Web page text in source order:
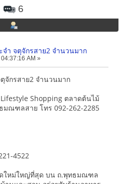
6
ำ จตุจักรสาย2 จำนวนมาก
AM »
จักรสาย2 จำนวนมาก
Shopping ตลาดต้นไม้
ณฑลสาย โทร 092-262-2285
4522
ใหม่ใหญ่ที่สุด บน ถ.พุทธมณฑล